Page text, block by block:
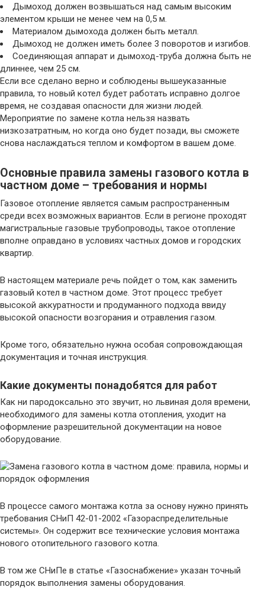
Дымоход должен возвышаться над самым высоким
элементом крыши не менее чем на 0,5 м.
Материалом дымохода должен быть металл.
Дымоход не должен иметь более 3 поворотов и изгибов.
Соединяющая аппарат и дымоход-труба должна быть не
длиннее, чем 25 см.
Если все сделано верно и соблюдены вышеуказанные
правила, то новый котел будет работать исправно долгое
время, не создавая опасности для жизни людей.
Мероприятие по замене котла нельзя назвать
низкозатратным, но когда оно будет позади, вы сможете
снова наслаждаться теплом и комфортом в вашем доме.
Основные правила замены газового котла в
частном доме – требования и нормы
Газовое отопление является самым распространенным
среди всех возможных вариантов. Если в регионе проходят
магистральные газовые трубопроводы, такое отопление
вполне оправдано в условиях частных домов и городских
квартир.
В настоящем материале речь пойдет о том, как заменить
газовый котел в частном доме. Этот процесс требует
высокой аккуратности и продуманного подхода ввиду
высокой опасности возгорания и отравления газом.
Кроме того, обязательно нужна особая сопровождающая
документация и точная инструкция.
Какие документы понадобятся для работ
Как ни пародоксально это звучит, но львиная доля времени,
необходимого для замены котла отопления, уходит на
оформление разрешительной документации на новое
оборудование.
В процессе самого монтажа котла за основу нужно принять
требования СНиП 42-01-2002 «Газораспределительные
системы». Он содержит все технические условия монтажа
нового отопительного газового котла.
В том же СНиПе в статье «Газоснабжение» указан точный
порядок выполнения замены оборудования.